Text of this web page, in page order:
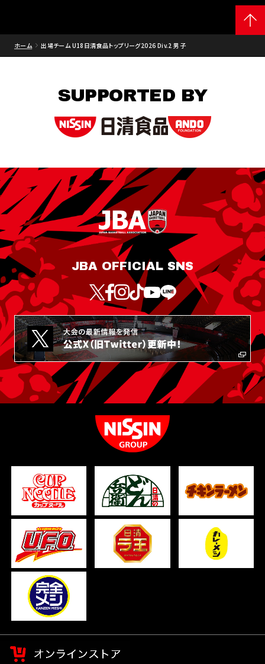
ホーム 出場チーム U18日清食品トップリーグ2026 Div.2 男子
SUPPORTED BY
JBA OFFICIAL SNS